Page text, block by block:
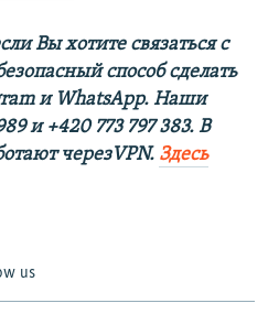
Вы хотите связаться с
способ сделать
и WhatsApp. Наши
и +420 773 797 383. В
черезVPN. Здесь
us